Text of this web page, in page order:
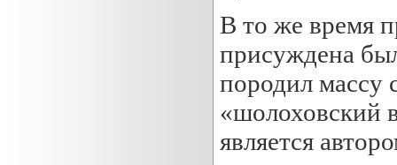
В то же время
присуждена
породил массу
«шолоховский
является